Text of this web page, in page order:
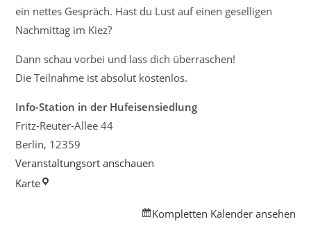
ein nettes Gespräch. Hast du Lust auf einen geselligen
Nachmittag im Kiez?
Dann schau vorbei und lass dich überraschen!
Die Teilnahme ist absolut kostenlos.
Info-Station in der Hufeisensiedlung
Fritz-Reuter-Allee 44
Berlin, 12359
Veranstaltungsort anschauen
KarteInfo-
Kompletten Kalender ansehen